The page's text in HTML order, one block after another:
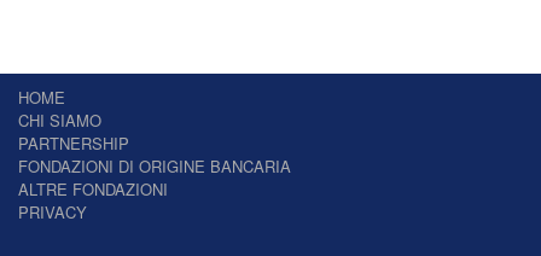
HOME
CHI SIAMO
PARTNERSHIP
FONDAZIONI DI ORIGINE BANCARIA
ALTRE FONDAZIONI
PRIVACY